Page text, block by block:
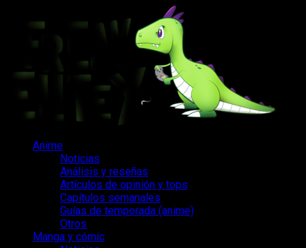
contenido
Anime
Noticias
Análisis y reseñas
Artículos de opinión y tops
Capítulos semanales
Guías de temporada (anime)
Otros
Manga y cómic